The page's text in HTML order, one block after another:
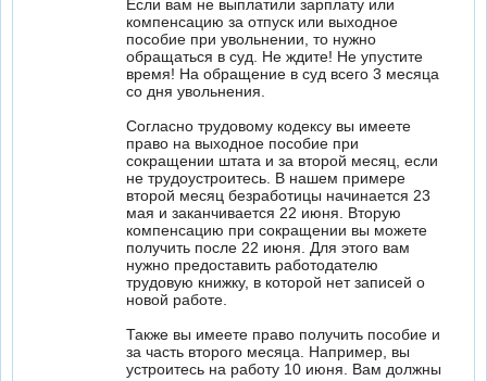
Если вам не выплатили зарплату или
компенсацию за отпуск или выходное
пособие при увольнении, то нужно
обращаться в суд. Не ждите! Не упустите
время! На обращение в суд всего 3 месяца
со дня увольнения.
Согласно трудовому кодексу вы имеете
право на выходное пособие при
сокращении штата и за второй месяц, если
не трудоустроитесь. В нашем примере
второй месяц безработицы начинается 23
мая и заканчивается 22 июня. Вторую
компенсацию при сокращении вы можете
получить после 22 июня. Для этого вам
нужно предоставить работодателю
трудовую книжку, в которой нет записей о
новой работе.
Также вы имеете право получить пособие и
за часть второго месяца. Например, вы
устроитесь на работу 10 июня. Вам должны